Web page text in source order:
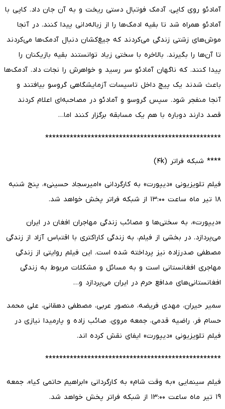
آمادئو روی کاپی، آدمک فوتبال دستی ریخت و به آن جان داد. کاپی با
آمادئو همراه شد تا بقیه ادمک‌ها را از زباله‌دانی پیدا کنند. در آنجا
موش‌های زشتی زندگی می‌کردند که جیغ‌کشان دنبال آدمک‌ها می‌کردند
تا آن‌ها را بگیرند. بالاخره با سختی زیاد توانستند بقیه بازیکنان را
پیدا کنند. که ناگهان آمادئو سر رسید و خواهرش را نجات داد. آدمک‌ها
باعث شدند یک پیچ داخل تاسیسات آزمایشگاهی گروسو بیافتند و
آنجا منفجر شود. سپس گروسو و آمادئو در مصاحبه‌ای اعلام کردند
قصد دارند دوباره با هم یک مسابقه برگزار کنند اما…
**************************************************
**** شبکه فراتر (۴k)
فیلم تلویزیونی «دیپورت» به کارگردانی «امیرسجاد حسینی»، پنج شنبه
۱۸ تیر ماه ساعت ۱۳:۰۰ از شبکه فراتر پخش خواهد شد.
«دیپورت»، به سختی‌ها و مصائب زندگی مهاجران افغان در ایران
می‌پردازد. در بخشی از فیلم، به زندگی کاراکتری با اقتباس آزاد از زندگی
مصطفی صدرزاده نیز پرداخته شده است. این فیلم روایتی از زندگی
مهاجری افغانستانی است و به مسائل و مشکلات مربوط به زندگی
افغانستانی‌های مدافع حرم در ایران می‌پردازد و…
سمیر حیران، مهدی فریضه، منصور عربی، مصطفی دهقانی، علی محمد
حسام فر، راضیه قدمی، جمعه مروی، صائب زاده و پارمیدا نیازی در
فیلم تلویزیونی «دیپورت» ایفای نقش کرده اند.
**************************************************
فیلم سینمایی «به وقت شام» به کارگردانی «ابراهیم حاتمی کیا»، جمعه
۱۹ تیر ماه ساعت ۱۳:۰۰ از شبکه فراتر پخش خواهد شد.